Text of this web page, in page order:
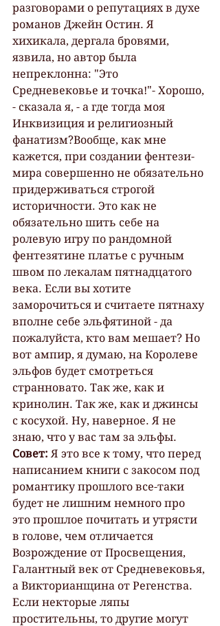
разговорами о репутациях в духе
романов Джейн Остин. Я
хихикала, дергала бровями,
язвила, но автор была
непреклонна: "Это
Средневековье и точка!"- Хорошо,
- сказала я, - а где тогда моя
Инквизиция и религиозный
фанатизм?Вообще, как мне
кажется, при создании фентези-
мира совершенно не обязательно
придерживаться строгой
историчности. Это как не
обязательно шить себе на
ролевую игру по рандомной
фентезятине платье с ручным
швом по лекалам пятнадцатого
века. Если вы хотите
заморочиться и считаете пятнаху
вполне себе эльфятиной - да
пожалуйста, кто вам мешает? Но
вот ампир, я думаю, на Королеве
эльфов будет смотреться
странновато. Так же, как и
кринолин. Так же, как и джинсы
с косухой. Ну, наверное. Я не
знаю, что у вас там за эльфы.
Совет: Я это все к тому, что перед
написанием книги с закосом под
романтику прошлого все-таки
будет не лишним немного про
это прошлое почитать и утрясти
в голове, чем отличается
Возрождение от Просвещения,
Галантный век от Средневековья,
а Викторианщина от Регенства.
Если некторые ляпы
простительны, то другие могут